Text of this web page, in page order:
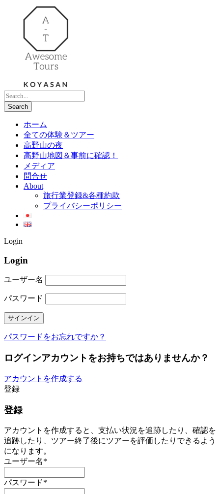
ホーム
全ての体験＆ツアー
高野山の夜
高野山地図＆事前に確認！
メディア
問合せ
About
旅行業登録&各種約款
プライバシーポリシー
Login
Login
ユーザー名
パスワード
パスワードをお忘れですか？
ログインアカウントをお持ちではありませんか？
アカウントを作成する
登録
登録
アカウントを作成すると、支払い状況を追跡したり、確認を
追跡したり、ツアー終了後にツアーを評価したりできるよう
になります。
ユーザー名*
パスワード*